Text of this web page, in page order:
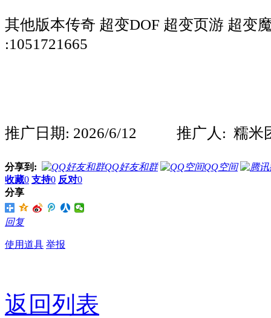
其他版本传奇 超变DOF 超变页游 超变
:1051721665
推广日期: 2026/6/12 推广人:
分享到: QQ好友和群
QQ空间
收藏0 支持0 反对0
分享
回复
使用道具 举报
返回列表